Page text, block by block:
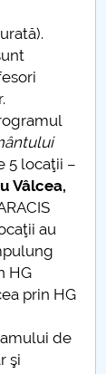
Pitești
2020-
5 locaţii –
Vâlcea,
au
HG
prin HG
de
şi